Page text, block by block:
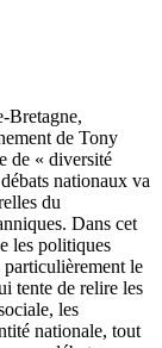
Bretagne,
de Tony
de « diversité
nationaux va
du
Dans cet
les politiques
le
tente de relire les
les
nationale, tout